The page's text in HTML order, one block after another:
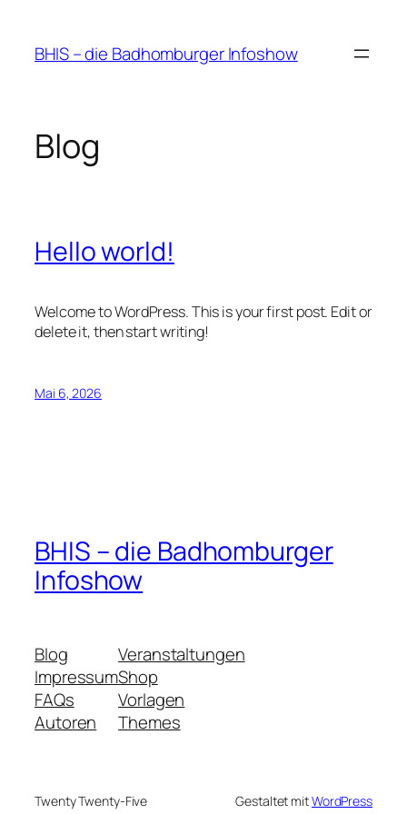
springen
BHIS – die Badhomburger Infoshow
Blog
Hello world!
Welcome to WordPress. This is your first post. Edit or
delete it, then start writing!
Mai 6, 2026
BHIS – die Badhomburger
Infoshow
Blog
Impressum
FAQs
Autoren
Veranstaltungen
Shop
Vorlagen
Themes
Twenty Twenty-Five Gestaltet mitWordPress